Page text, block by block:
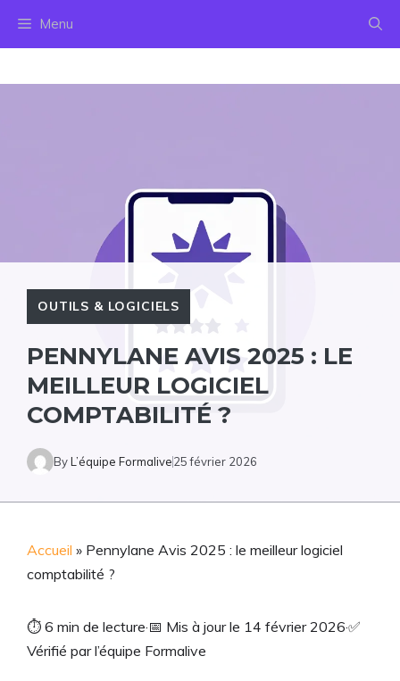
Menu
OUTILS & LOGICIELS
PENNYLANE AVIS 2025 : LE
MEILLEUR LOGICIEL
COMPTABILITÉ ?
ByL’équipe Formalive25 février 2026
Accueil » Pennylane Avis 2025 : le meilleur logiciel
comptabilité ?
⏱ 6 min de lecture·📅 Mis à jour le 14 février 2026·✅
Vérifié par l’équipe Formalive